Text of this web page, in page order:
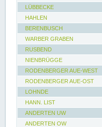
LÜBBECKE
HAHLEN
BERENBUSCH
WARBER GRABEN
RUSBEND
NIENBRÜGGE
RODENBERGER AUE-WEST
RODENBERGER AUE-OST
LOHNDE
HANN. LIST
ANDERTEN UW
ANDERTEN OW